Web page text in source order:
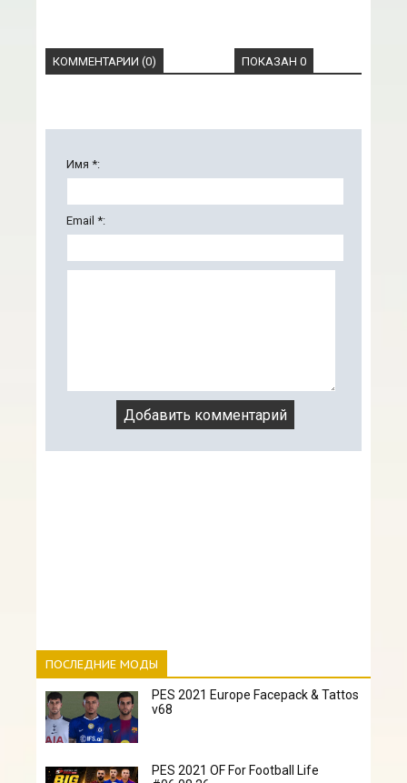
КОММЕНТАРИИ (0) ПОКАЗАН 0
Имя *:
Email *:
ПОСЛЕДНИЕ МОДЫ
PES 2021 Europe Facepack & Tattos
v68
PES 2021 OF For Football Life